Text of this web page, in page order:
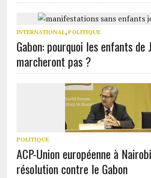
INTERNATIONAL, POLITIQUE
Gabon: pourquoi les enfants de
marcheront pas ?
POLITIQUE
ACP-Union européenne à
résolution contre le Gabon